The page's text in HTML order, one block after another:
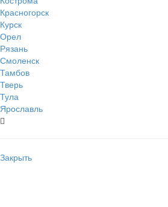
Красногорск
Курск
Орел
Рязань
Смоленск
Тамбов
Тверь
Тула
Ярославль
Закрыть